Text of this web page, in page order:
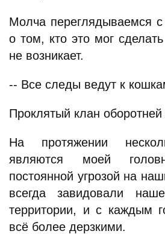
Молча переглядываемся
о том, кто это мог
не возникает.
-- Все следы ведут к
Проклятый клан оборотней
На протяжении
являются моей
постоянной угрозой на
всегда завидовали
территории, и с каждым
всё более дерзкими.